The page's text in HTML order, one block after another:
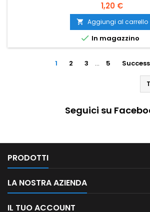
1,20 €
 Aggiungi al carrello
 In magazzino
1 2 3 … 5
Seguici su
PRODOTTI
LA NOSTRA AZIENDA
IL TUO ACCOUNT